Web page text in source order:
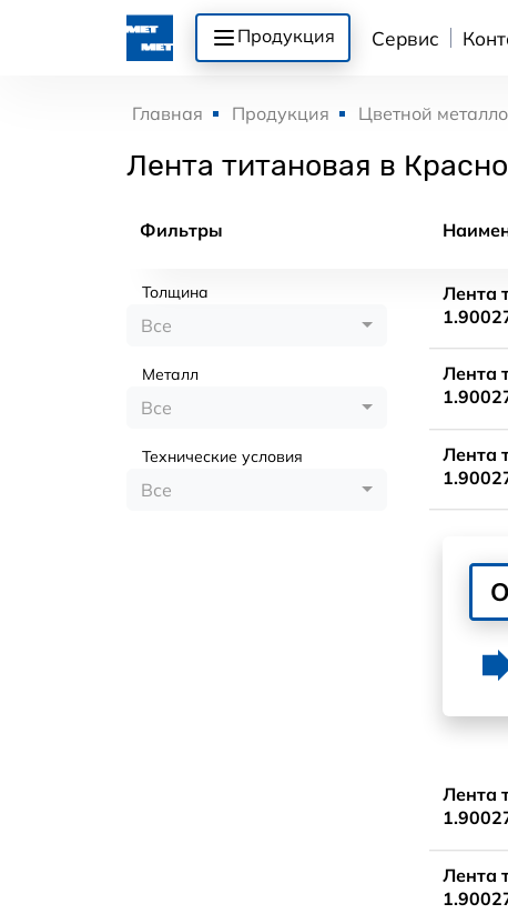
Продукция Сервис
Главная Продукция Цветной
Лента титановая в
Фильтры
Толщина
Все
Металл
Все
Технические условия
Все
Лента
Лента
Лента
Лента
Лента